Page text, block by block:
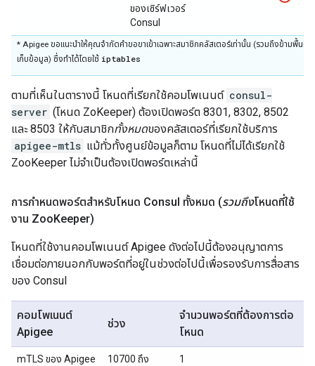
ของเซิร์ฟเวอร์
Consul
* Apigee ขอแนะนำให้คุณจำกัดคำขอขาเข้าเฉพาะสมาชิกคลัสเตอร์เท่านั้น (รวมถึงข้ามพื้นที่
เก็บข้อมูล) ซึ่งทำได้โดยใช้ iptables
ตามที่เห็นในตารางนี้ โหนดที่เรียกใช้คอมโพเนนต์ consul-
server (โหนด ZoKeeper) ต้องเปิดพอร์ต 8301, 8302, 8502
และ 8503 ให้กับสมาชิกทั้งหมดของคลัสเตอร์ที่เรียกใช้บริการ
apigee-mtls แม้ทั่วทั้งศูนย์ข้อมูลก็ตาม โหนดที่ไม่ได้เรียกใช้
ZooKeeper ไม่จำเป็นต้องเปิดพอร์ตเหล่านี้
การกำหนดพอร์ตสำหรับโหนด Consul ทั้งหมด (รวมถึงโหนดที่ใช้
งาน ZooKeeper)
โหนดที่ใช้งานคอมโพเนนต์ Apigee ดังต่อไปนี้ต้องอนุญาตการ
เชื่อมต่อภายนอกกับพอร์ตที่อยู่ในช่วงต่อไปนี้เพื่อรองรับการสื่อสาร
ของ Consul
คอมโพเนนต์
Apigee
ช่วง
จำนวนพอร์ตที่ต้องการต่อ
โหนด
mTLS ของ Apigee
10700 ถึง
1